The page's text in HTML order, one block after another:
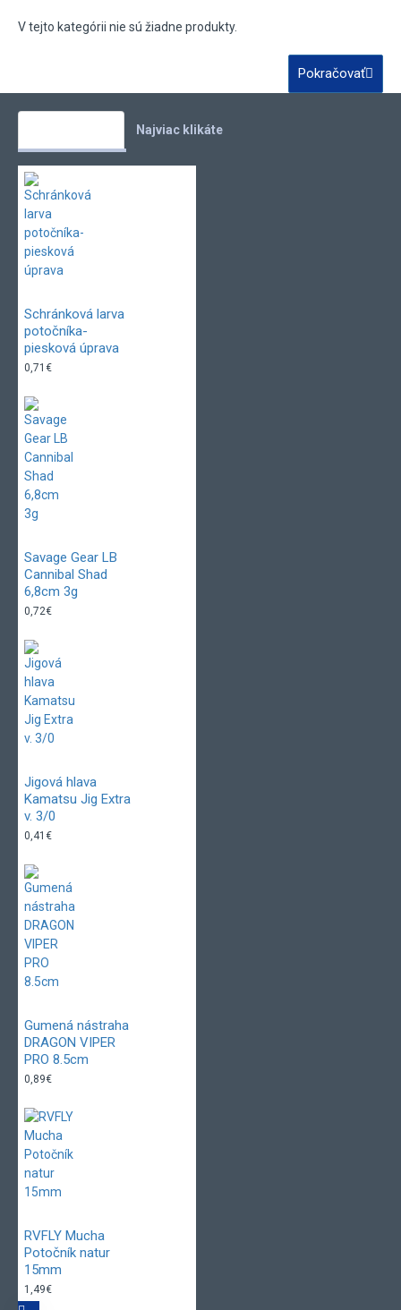
V tejto kategórii nie sú žiadne produkty.
Pokračovať
Najviac klikáte
Schránková larva
potočníka-
piesková úprava
0,71€
Savage Gear LB
Cannibal Shad
6,8cm 3g
0,72€
Jigová hlava
Kamatsu Jig Extra
v. 3/0
0,41€
Gumená nástraha
DRAGON VIPER
PRO 8.5cm
0,89€
RVFLY Mucha
Potočník natur
15mm
1,49€